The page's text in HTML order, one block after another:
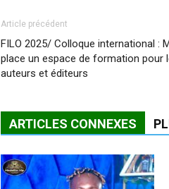
Article précédent
FILO 2025/ Colloque international :
place un espace de formation pour
auteurs et éditeurs
ARTICLES CONNEXES